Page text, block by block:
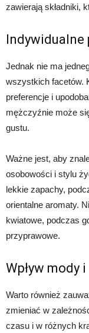
zawierają składniki,
Jednak nie ma
wszystkich facetów.
preferencje i
mężczyźnie może
gustu.
Ważne jest, aby
osobowości i stylu
lekkie zapachy,
orientalne aromaty.
kwiatowe, podczas
przyprawowe.
Wpływ mody
Warto również
zmieniać w
czasu i w różnych